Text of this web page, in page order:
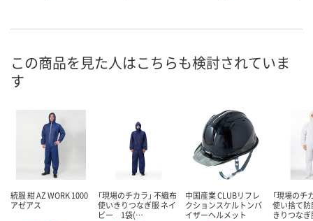
この商品を見た人はこちらも検討されていま
す
続服 紺 AZ WORK 1000
アゼアス
「現場のチカラ」 不織布
使いきりつなぎ服 ネイ
ビー 1袋(…
中国産業 CLUBリフレ
クションスケルトンバ
イザーヘルメット
「現場のチ
使い捨て
きりつな